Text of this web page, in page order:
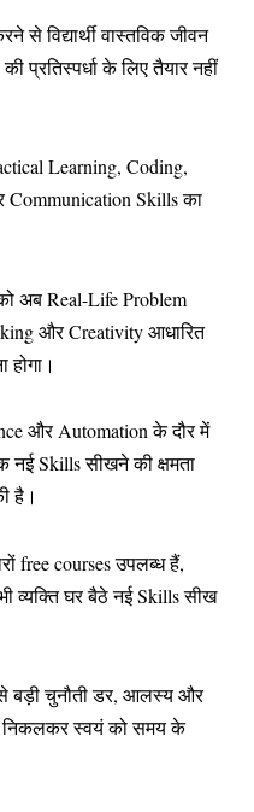
से विद्यार्थी वास्तविक जीवन
प्रतिस्पर्धा के लिए तैयार नहीं
Learning, Coding,
Skills का
अब Real-Life Problem
और Creativity आधारित
होगा।
और Automation के दौर में
नई Skills सीखने की क्षमता
है।
free courses उपलब्ध हैं,
व्यक्ति घर बैठे नई Skills सीख
बड़ी चुनौती डर, आलस्य और
निकलकर स्वयं को समय के